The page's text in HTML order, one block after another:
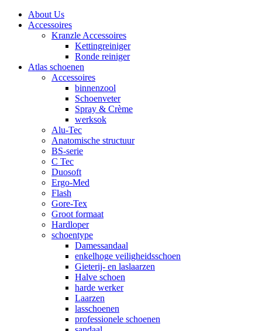
About Us
Accessoires
Kranzle Accessoires
Kettingreiniger
Ronde reiniger
Atlas schoenen
Accessoires
binnenzool
Schoenveter
Spray & Crème
werksok
Alu-Tec
Anatomische structuur
BS-serie
C Tec
Duosoft
Ergo-Med
Flash
Gore-Tex
Groot formaat
Hardloper
schoentype
Damessandaal
enkelhoge veiligheidsschoen
Gieterij- en laslaarzen
Halve schoen
harde werker
Laarzen
lasschoenen
professionele schoenen